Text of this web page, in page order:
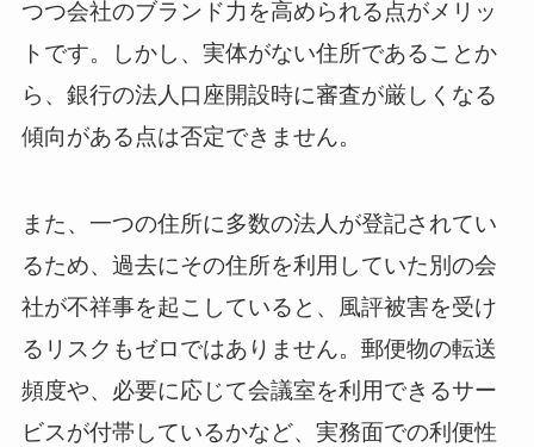
つつ会社のブランド力を高められる点がメリッ
トです。しかし、実体がない住所であることか
ら、銀行の法人口座開設時に審査が厳しくなる
傾向がある点は否定できません。
また、一つの住所に多数の法人が登記されてい
るため、過去にその住所を利用していた別の会
社が不祥事を起こしていると、風評被害を受け
るリスクもゼロではありません。郵便物の転送
頻度や、必要に応じて会議室を利用できるサー
ビスが付帯しているかなど、実務面での利便性